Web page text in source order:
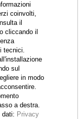
coinvolti,
il
cliccando il
tecnici.
sul
in modo
a destra.
dati: Privacy